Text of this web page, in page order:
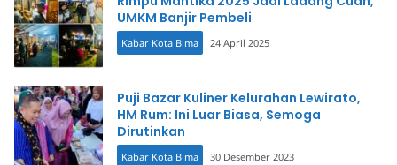
UMKM Banjir Pembeli
Kabar Kota Bima 24 April 2025
Puji Bazar Kuliner Kelurahan Lewirato,
HM Rum: Ini Luar Biasa, Semoga
Dirutinkan
Kabar Kota Bima 30 Desember 2023